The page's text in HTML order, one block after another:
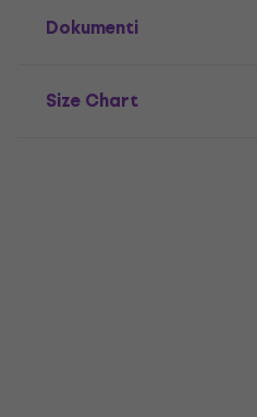
Dokumenti
Size Chart